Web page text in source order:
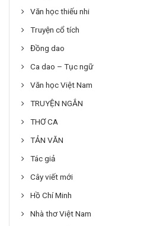
Văn học thiếu nhi
Truyện cổ tích
Đồng dao
Ca dao – Tục ngữ
Văn học Việt Nam
TRUYỆN NGẮN
THƠ CA
TẢN VĂN
Tác giả
Cây viết mới
Hồ Chí Minh
Nhà thơ Việt Nam